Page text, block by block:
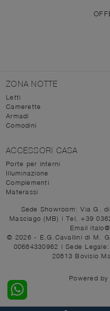
ZONA NOTTE
Letti
Camerette
Armadi
Comodini
ACCESSORI CASA
Porte per interni
Illuminazione
Complementi
Materassi
Sede Showroom: Via G.
Masciago (MB) | Tel. +39
Email
© 2026 - E.G.Cavallini di M.
00684330962 | Sede
20813 Bovisio
Powered by